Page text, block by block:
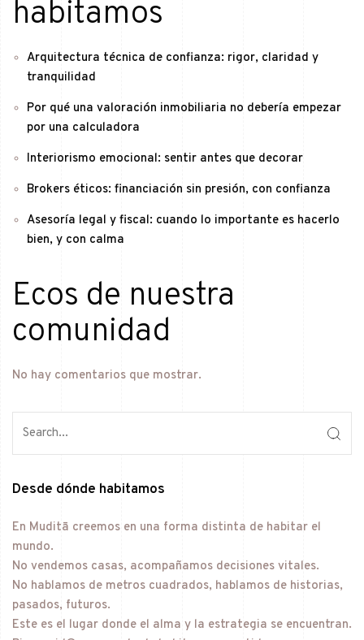
habitamos
Arquitectura técnica de confianza: rigor, claridad y
tranquilidad
Por qué una valoración inmobiliaria no debería empezar
por una calculadora
Interiorismo emocional: sentir antes que decorar
Brokers éticos: financiación sin presión, con confianza
Asesoría legal y fiscal: cuando lo importante es hacerlo
bien, y con calma
Ecos de nuestra
comunidad
No hay comentarios que mostrar.
Desde dónde habitamos
En Muditā creemos en una forma distinta de habitar el
mundo.
No vendemos casas, acompañamos decisiones vitales.
No hablamos de metros cuadrados, hablamos de historias,
pasados, futuros.
Este es el lugar donde el alma y la estrategia se encuentran.